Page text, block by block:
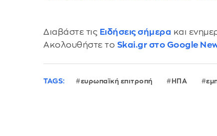
Διαβάστε τις Ειδήσεις σήμερα και
Ακολουθήστε το Skai.gr στο Google
TAGS: ευρωπαϊκή επιτροπή ΗΠΑ